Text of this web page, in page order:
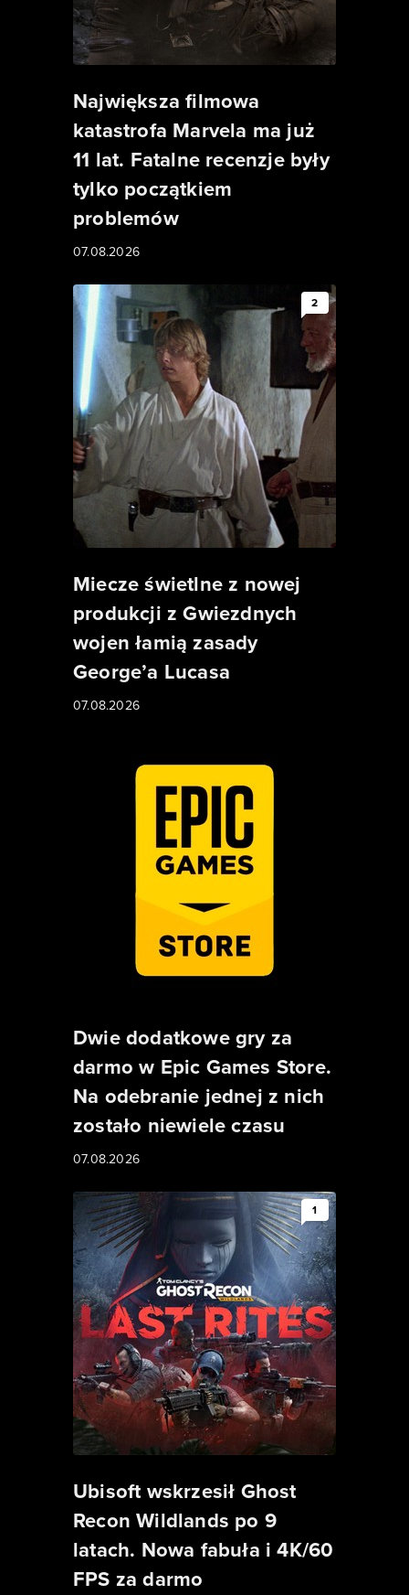
Największa filmowa
katastrofa Marvela ma już
11 lat. Fatalne recenzje były
tylko początkiem
problemów
07.08.2026
2
Miecze świetlne z nowej
produkcji z Gwiezdnych
wojen łamią zasady
George’a Lucasa
07.08.2026
Dwie dodatkowe gry za
darmo w Epic Games Store.
Na odebranie jednej z nich
zostało niewiele czasu
07.08.2026
1
Ubisoft wskrzesił Ghost
Recon Wildlands po 9
latach. Nowa fabuła i 4K/60
FPS za darmo